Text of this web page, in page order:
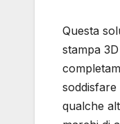
Questa
stampa
soddisfare
qualche